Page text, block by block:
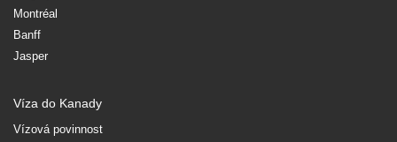
Montréal
Banff
Jasper
Víza do Kanady
Vízová povinnost